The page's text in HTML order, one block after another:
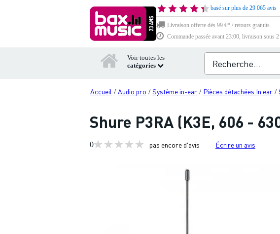
basé sur plus de 29 065 avis
Livraison offerte dès 99 €* / retours gratuits
Commande passée avant 23:00, livraison sous
Voir toutes les
catégories
Accueil /Audio pro /Système in-ear / Pièces détachées In ear /
Shure P3RA (K3E, 606 -
0 pas encore d'avis Écrire un avis